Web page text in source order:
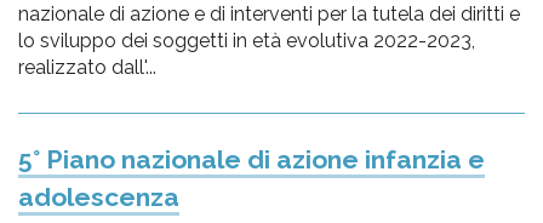
nazionale di azione e di interventi per la tutela dei diritti e
lo sviluppo dei soggetti in età evolutiva 2022-2023,
realizzato dall'...
5° Piano nazionale di azione infanzia e
adolescenza